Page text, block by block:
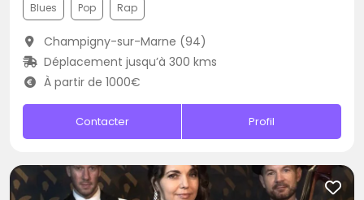
Blues Pop Rap
Champigny-sur-Marne (94)
Déplacement jusqu’à 300 kms
À partir de 1000€
Contacter Profil